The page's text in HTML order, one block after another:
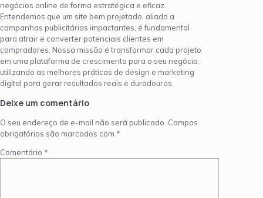
negócios online de forma estratégica e eficaz.
Entendemos que um site bem projetado, aliado a
campanhas publicitárias impactantes, é fundamental
para atrair e converter potenciais clientes em
compradores. Nossa missão é transformar cada projeto
em uma plataforma de crescimento para o seu negócio,
utilizando as melhores práticas de design e marketing
digital para gerar resultados reais e duradouros.
Deixe um comentário
O seu endereço de e-mail não será publicado. Campos
obrigatórios são marcados com *
Comentário *